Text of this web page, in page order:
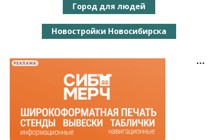
Город для людей
Новостройки Новосибирска
РЕКЛАМА